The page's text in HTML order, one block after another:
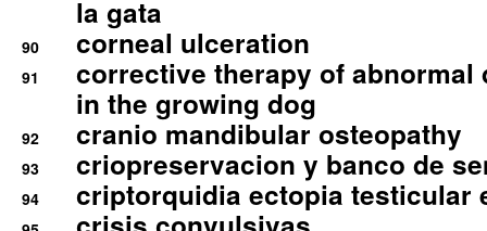
la gata
90 corneal ulceration
91
corrective therapy of abnormal
in the growing dog
92 cranio mandibular osteopathy
93 criopreservacion y banco de
94 criptorquidia ectopia testicular